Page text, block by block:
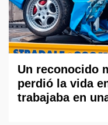
Un reconocido
perdió la vida
trabajaba en